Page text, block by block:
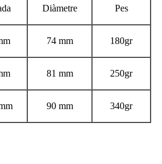
Diàmetre Pes
74 mm 180gr
81 mm 250gr
90 mm 340gr